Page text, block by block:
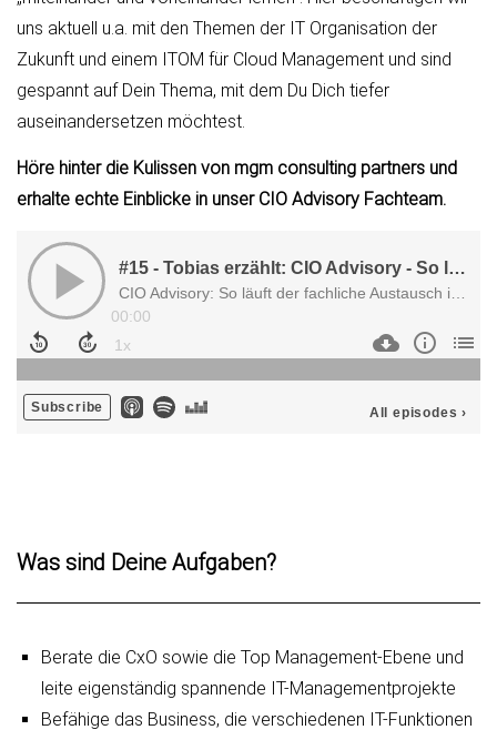
uns aktuell u.a. mit den Themen der IT Organisation der
Zukunft und einem ITOM für Cloud Management und sind
gespannt auf Dein Thema, mit dem Du Dich tiefer
auseinandersetzen möchtest.
Höre hinter die Kulissen von mgm consulting partners und
erhalte echte Einblicke in unser CIO Advisory Fachteam.
Was sind Deine Aufgaben?
Berate die CxO sowie die Top Management-Ebene und
leite eigenständig spannende IT-Managementprojekte
Befähige das Business, die verschiedenen IT-Funktionen